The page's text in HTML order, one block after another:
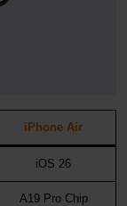
iPhone Air
iOS 26
A19 Pro Chip